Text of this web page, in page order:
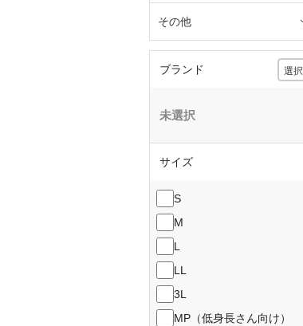
その他
ブランド 選択
未選択
サイズ
S
M
L
LL
3L
MP（低身長さん向け）